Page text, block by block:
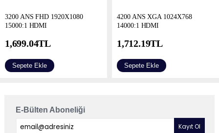
3200 ANS FHD 1920X1080
15000:1 HDMI
1,699.04TL
Sepete Ekle
4200 ANS XGA 1024X768
14000:1 HDMI
1,712.19TL
Sepete Ekle
E-Bülten Aboneliği